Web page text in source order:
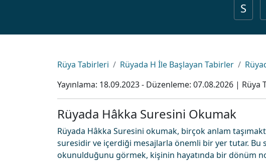
S
Rüya Tabirleri Rüyada H İle Başlayan Tabirler
Yayınlama: 18.09.2023- Düzenleme: 07.08.2026 | Rüya
Rüyada Hâkka Suresini Okumak
Rüyada Hâkka Suresini okumak, birçok anlam
suresidir ve içerdiği mesajlarla önemli bir yer tutar. Bu
okunulduğunu görmek, kişinin hayatında bir dönüm